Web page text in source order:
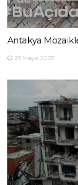
Antakya
25 Mayıs 2023